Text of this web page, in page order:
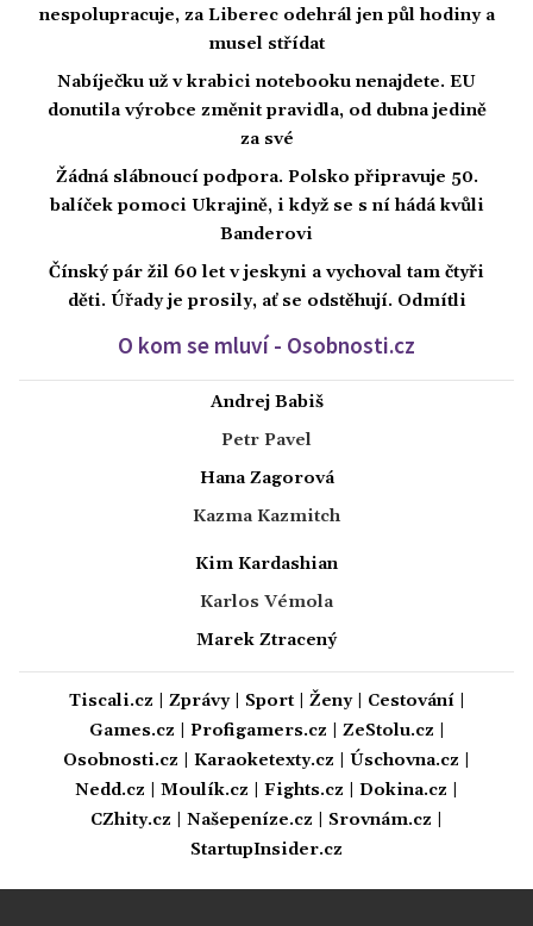
nespolupracuje, za Liberec odehrál jen půl hodiny a
musel střídat
Nabíječku už v krabici notebooku nenajdete. EU
donutila výrobce změnit pravidla, od dubna jedině
za své
Žádná slábnoucí podpora. Polsko připravuje 50.
balíček pomoci Ukrajině, i když se s ní hádá kvůli
Banderovi
Čínský pár žil 60 let v jeskyni a vychoval tam čtyři
děti. Úřady je prosily, ať se odstěhují. Odmítli
O kom se mluví - Osobnosti.cz
Andrej Babiš
Petr Pavel
Hana Zagorová
Kazma Kazmitch
Kim Kardashian
Karlos Vémola
Marek Ztracený
Tiscali.cz Zprávy| Sport| Ženy| Cestování|
Games.cz
Profigamers.cz ZeStolu.cz
Osobnosti.cz
Karaoketexty.cz Úschovna.cz
Nedd.cz
Moulík.cz Fights.cz Dokina.cz
CZhity.cz
Našepeníze.cz Srovnám.cz
StartupInsider.cz